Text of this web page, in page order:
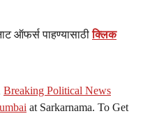
ऑफर्स पाहण्यासाठीक्लिक
Breaking Political News
at Sarkarnama. To Get